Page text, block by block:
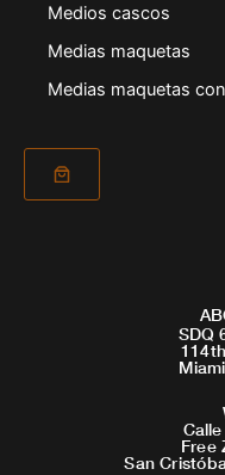
Medios cascos
Medias maquetas
Medias maquetas
SDQ
Free
San